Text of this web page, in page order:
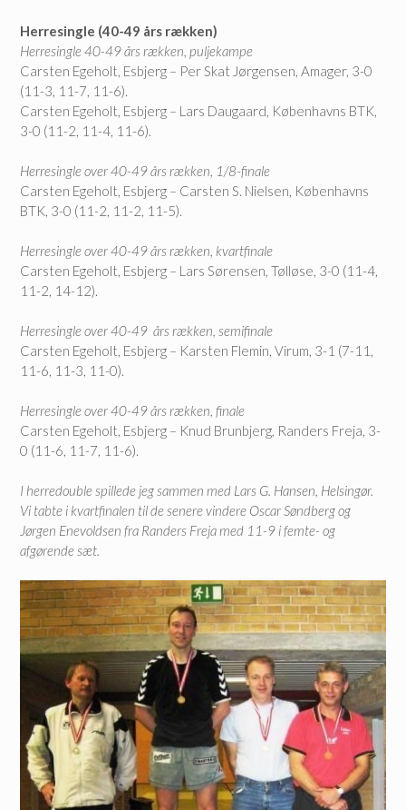
Herresingle (40-49 års rækken)
Herresingle 40-49 års rækken, puljekampe
Carsten Egeholt, Esbjerg – Per Skat Jørgensen, Amager, 3-0
(11-3, 11-7, 11-6).
Carsten Egeholt, Esbjerg – Lars Daugaard, Københavns BTK,
3-0 (11-2, 11-4, 11-6).
Herresingle over 40-49 års rækken, 1/8-finale
Carsten Egeholt, Esbjerg – Carsten S. Nielsen, Københavns
BTK, 3-0 (11-2, 11-2, 11-5).
Herresingle over 40-49 års rækken, kvartfinale
Carsten Egeholt, Esbjerg – Lars Sørensen, Tølløse, 3-0 (11-4,
11-2, 14-12).
Herresingle over 40-49 års rækken, semifinale
Carsten Egeholt, Esbjerg – Karsten Flemin, Virum, 3-1 (7-11,
11-6, 11-3, 11-0).
Herresingle over 40-49 års rækken, finale
Carsten Egeholt, Esbjerg – Knud Brunbjerg, Randers Freja, 3-
0 (11-6, 11-7, 11-6).
I herredouble spillede jeg sammen med Lars G. Hansen, Helsingør.
Vi tabte i kvartfinalen til de senere vindere Oscar Søndberg og
Jørgen Enevoldsen fra Randers Freja med 11-9 i femte- og
afgørende sæt.